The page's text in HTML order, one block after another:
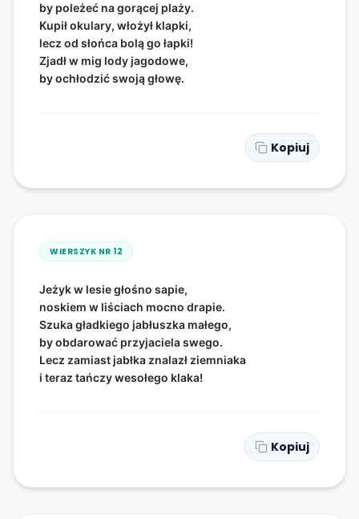
by poleżeć na gorącej plaży.
Kupił okulary, włożył klapki,
lecz od słońca bolą go łapki!
Zjadł w mig lody jagodowe,
by ochłodzić swoją głowę.
Kopiuj
WIERSZYK NR 12
Jeżyk w lesie głośno sapie,
noskiem w liściach mocno drapie.
Szuka gładkiego jabłuszka małego,
by obdarować przyjaciela swego.
Lecz zamiast jabłka znalazł ziemniaka
i teraz tańczy wesołego klaka!
Kopiuj